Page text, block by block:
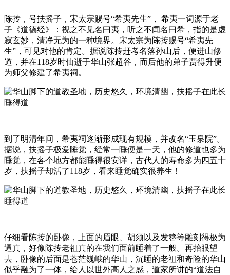
陈抟，号扶摇子，宋太宗赐号“希夷先生”， 希夷一词源于老
子《道德经》：视之不见名曰夷，听之不闻名曰希，指的是虚
寂玄妙，清净无为的一种境界。宋太宗为陈抟赐号“希夷先
生”，可见对他的肯定。据说陈抟赶考名落孙山后，便进山修
道，并在118岁时仙逝于华山张超谷，而后他的弟子贾得升便
为师父修建了希夷祠。
到了明清年间，希夷祠逐渐形成现有规模，并改名“玉泉院”。
据说，扶摇子极爱睡觉，经常一睡便是一天，他的修道也多为
睡觉，在各个地方都能睡得很安详，古代人的寿命多为四五十
岁，扶摇子却活了118岁，看来睡觉确实很养生！
仔细看陈抟的卧像，上面的眉眼、胡须以及发簪等雕刻得极为
逼真，好像陈抟老祖真的在我们面前睡着了一般。再抬眼望
去，卧像的后面是苍茫巍峨的华山，沉睡的老祖和奇险的华山
似乎融为了一体，给人以世外高人之感，道家所讲的“道法自